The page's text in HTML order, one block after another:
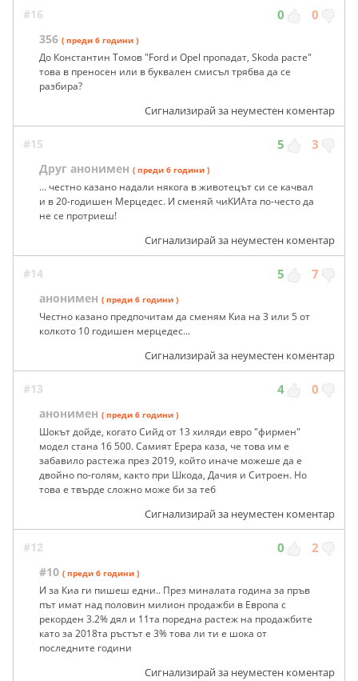
#16 0 0
356 ( преди 6 години )
До Константин Томов "Ford и Opel пропадат, Skoda расте"
това в преносен или в буквален смисъл трябва да се
разбира?
Сигнализирай за неуместен коментар
#15 5 3
Друг анонимен ( преди 6 години )
... честно казано надали някога в животецът си се качвал
и в 20-годишен Мерцедес. И сменяй чиКИАта по-често да
не се протриеш!
Сигнализирай за неуместен коментар
#14 5 7
анонимен ( преди 6 години )
Честно казано предпочитам да сменям Киа на 3 или 5 от
колкото 10 годишен мерцедес...
Сигнализирай за неуместен коментар
#13 4 0
анонимен ( преди 6 години )
Шокът дойде, когато Сийд от 13 хиляди евро "фирмен"
модел стана 16 500. Самият Ерера каза, че това им е
забавило растежа през 2019, който иначе можеше да е
двойно по-голям, както при Шкода, Дачия и Ситроен. Но
това е твърде сложно може би за теб
Сигнализирай за неуместен коментар
#12 0 2
#10 ( преди 6 години )
И за Киа ги пишеш едни.. През миналата година за пръв
път имат над половин милион продажби в Европа с
рекорден 3.2% дял и 11та поредна растеж на продажбите
като за 2018та ръстът е 3% това ли ти е шока от
последните години
Сигнализирай за неуместен коментар